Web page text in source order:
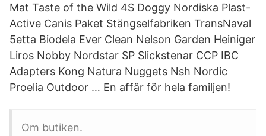
Mat Taste of the Wild 4S Doggy Nordiska Plast-
Active Canis Paket Stängselfabriken TransNaval
5etta Biodela Ever Clean Nelson Garden Heiniger
Liros Nobby Nordstar SP Slickstenar CCP IBC
Adapters Kong Natura Nuggets Nsh Nordic
Proelia Outdoor … En affär för hela familjen!
Om butiken.